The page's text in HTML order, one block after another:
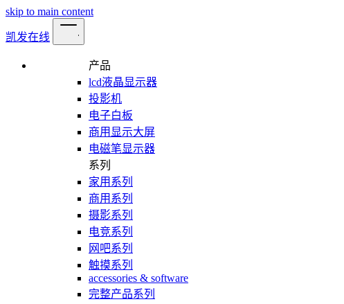
skip to main content
凯发在线
产品
lcd液晶显示器
投影机
电子白板
商用显示大屏
电磁笔显示器
系列
家用系列
商用系列
摄影系列
电竞系列
网吧系列
触摸系列
accessories & software
完整产品系列